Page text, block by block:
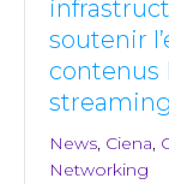
soutenir
contenus
streaming
News, Ciena,
Networking